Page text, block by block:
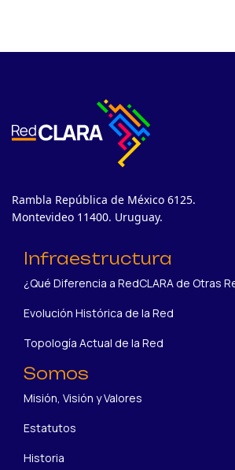
Rambla República de México 6125.
Montevideo 11400. Uruguay.
Infraestructura
¿Qué Diferencia a RedCLARA de Otras
Evolución Histórica de la Red
Topología Actual de la Red
Somos
Misión, Visión y Valores
Estatutos
Historia